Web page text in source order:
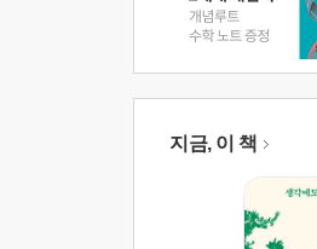
지금, 이 책